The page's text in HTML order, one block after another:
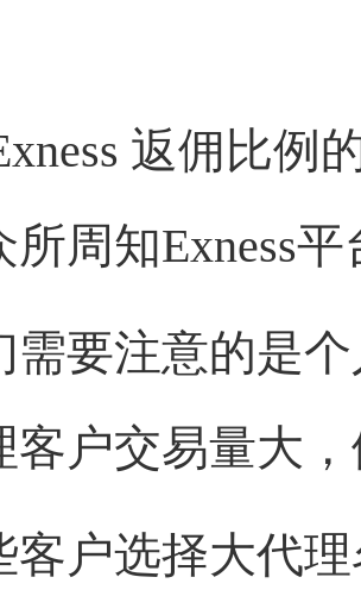
返佣比例
所周知Exness平
需要注意的是
客户交易量大
客户选择大代